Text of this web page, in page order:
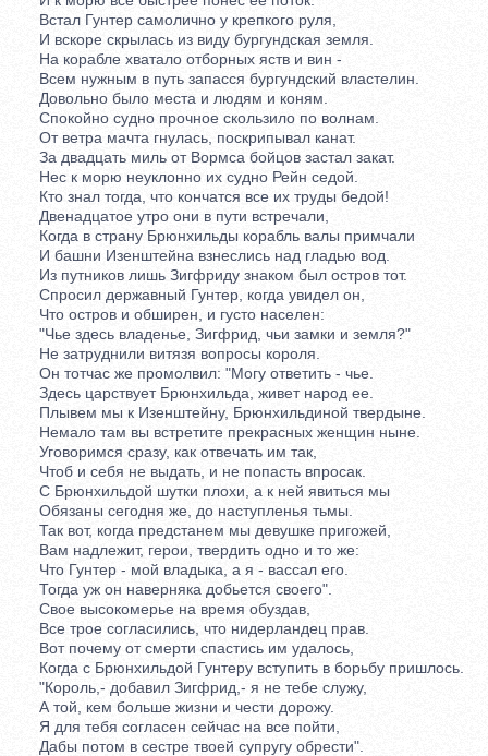
Встал Гунтер самолично у крепкого руля,
И вскоре скрылась из виду бургундская земля.
На корабле хватало отборных яств и вин -
Всем нужным в путь запасся бургундский властелин.
Довольно было места и людям и коням.
Спокойно судно прочное скользило по волнам.
От ветра мачта гнулась, поскрипывал канат.
За двадцать миль от Вормса бойцов застал закат.
Нес к морю неуклонно их судно Рейн седой.
Кто знал тогда, что кончатся все их труды бедой!
Двенадцатое утро они в пути встречали,
Когда в страну Брюнхильды корабль валы примчали
И башни Изенштейна взнеслись над гладью вод.
Из путников лишь Зигфриду знаком был остров тот.
Спросил державный Гунтер, когда увидел он,
Что остров и обширен, и густо населен:
"Чье здесь владенье, Зигфрид, чьи замки и земля?"
Не затруднили витязя вопросы короля.
Он тотчас же промолвил: "Могу ответить - чье.
Здесь царствует Брюнхильда, живет народ ее.
Плывем мы к Изенштейну, Брюнхильдиной твердыне.
Немало там вы встретите прекрасных женщин ныне.
Уговоримся сразу, как отвечать им так,
Чтоб и себя не выдать, и не попасть впросак.
С Брюнхильдой шутки плохи, а к ней явиться мы
Обязаны сегодня же, до наступленья тьмы.
Так вот, когда предстанем мы девушке пригожей,
Вам надлежит, герои, твердить одно и то же:
Что Гунтер - мой владыка, а я - вассал его.
Тогда уж он наверняка добьется своего".
Свое высокомерье на время обуздав,
Все трое согласились, что нидерландец прав.
Вот почему от смерти спастись им удалось,
Когда с Брюнхильдой Гунтеру вступить в борьбу пришлось.
"Король,- добавил Зигфрид,- я не тебе служу,
А той, кем больше жизни и чести дорожу.
Я для тебя согласен сейчас на все пойти,
Дабы потом в сестре твоей супругу обрести".